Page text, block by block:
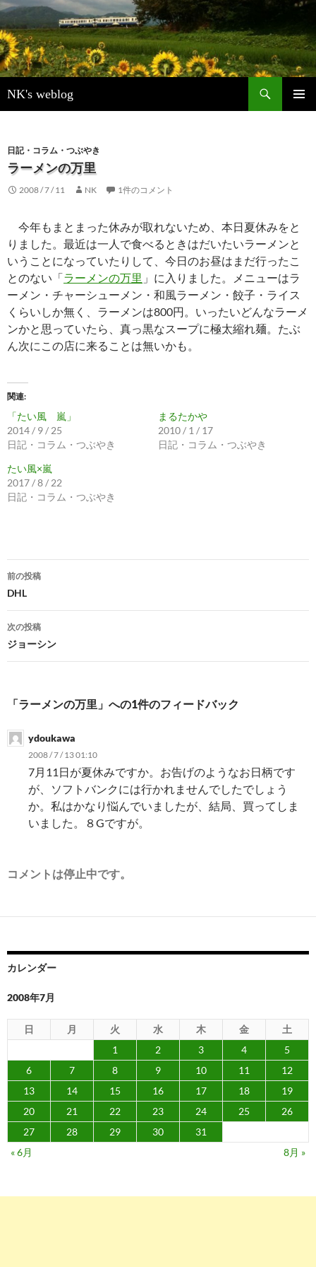
NK's weblog
索
ン
ツ
ス
プ
日記・コラム・つぶやき
ラーメンの万里
2008 / 7 / 11 NK 1件のコメント
今年もまとまった休みが取れないため、本日夏休みをと
りました。最近は一人で食べるときはだいたいラーメンと
いうことになっていたりして、今日のお昼はまだ行ったこ
とのない「ラーメンの万里 」に入りました。メニューはラ
ーメン・チャーシューメン・和風ラーメン・餃子・ライス
くらいしか無く、ラーメンは800円。いったいどんなラーメ
ンかと思っていたら、真っ黒なスープに極太縮れ麺。たぶ
ん次にこの店に来ることは無いかも。
関連
「たい風 嵐」
2014 / 9 / 25
日記・コラム・つぶやき
まるたかや
2010 / 1 / 17
日記・コラム・つぶやき
たい風×嵐
2017 / 8 / 22
日記・コラム・つぶやき
投
稿
ナ
ビ
ゲ
ー
ョ
前の投稿
DHL
次の投稿
ジョーシン
「ラーメンの万里」への1件のフィードバック
ydoukawa
2008 / 7 / 13 01:10
7月11日が夏休みですか。お告げのようなお日柄です
が、ソフトバンクには行かれませんでしたでしょう
か。私はかなり悩んでいましたが、結局、買ってしま
いました。８Gですが。
コメントは停止中です。
カレンダー
2008年7月
日 月 火 水 木 金
土
1
2 3 4
5
6
7 8 9 10 11
12
13
14 15 16 17 18
19
20
21 22 23 24 25
26
27
28 29 30
31
« 6月
8月 »